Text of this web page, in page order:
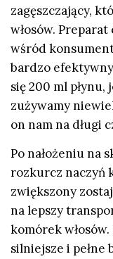
zagęszczający,
włosów.
wśród
bardzo
się 200 ml płynu,
zużywamy
on nam na długi
Po nałożeniu na
rozkurcz naczyń
zwiększony
na lepszy
komórek
silniejsze i pełne